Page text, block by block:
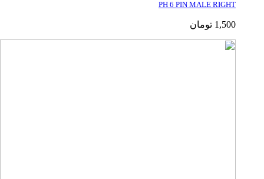
PH 6 PIN MALE RIGHT
1,500 تومان